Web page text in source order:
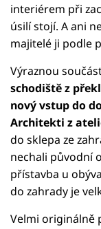
interiérem při
úsilí stojí. A ani
majitelé ji podle
Výraznou
schodiště z
nový vstup do
Architekti z
do sklepa ze
nechali původní
přístavba u
do zahrady je
Velmi originálně